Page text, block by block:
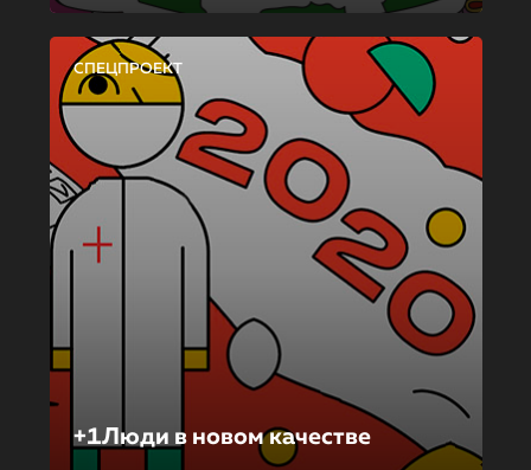
СПЕЦПРОЕКТ
+1Люди в новом качестве